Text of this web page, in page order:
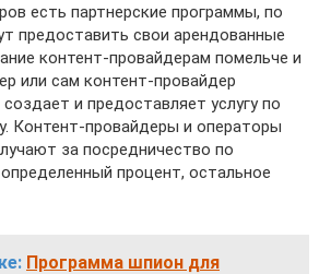
есть партнерские программы, по
предоставить свои арендованные
контент-провайдерам помельче и
или сам контент-провайдер
и предоставляет услугу по
Контент-провайдеры и операторы
за посредничество по
процент, остальное
Программа шпион для